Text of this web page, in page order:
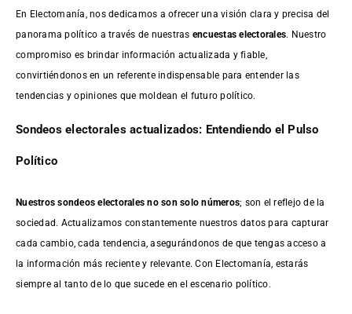
En Electomanía, nos dedicamos a ofrecer una visión clara y precisa del
panorama político a través de nuestras encuestas electorales. Nuestro
compromiso es brindar información actualizada y fiable,
convirtiéndonos en un referente indispensable para entender las
tendencias y opiniones que moldean el futuro político.
Sondeos electorales actualizados: Entendiendo el Pulso
Político
Nuestros sondeos electorales no son solo números; son el reflejo de la
sociedad. Actualizamos constantemente nuestros datos para capturar
cada cambio, cada tendencia, asegurándonos de que tengas acceso a
la información más reciente y relevante. Con Electomanía, estarás
siempre al tanto de lo que sucede en el escenario político.